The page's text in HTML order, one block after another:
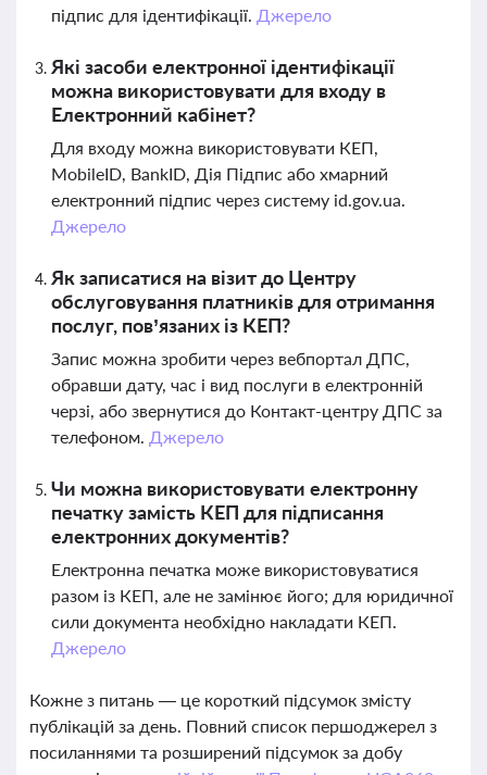
підпис для ідентифікації. Джерело
Які засоби електронної ідентифікації
можна використовувати для входу в
Електронний кабінет?
Для входу можна використовувати КЕП,
MobileID, BankID, Дія Підпис або хмарний
електронний підпис через систему id.gov.ua.
Джерело
Як записатися на візит до Центру
обслуговування платників для отримання
послуг, пов’язаних із КЕП?
Запис можна зробити через вебпортал ДПС,
обравши дату, час і вид послуги в електронній
черзі, або звернутися до Контакт-центру ДПС за
телефоном. Джерело
Чи можна використовувати електронну
печатку замість КЕП для підписання
електронних документів?
Електронна печатка може використовуватися
разом із КЕП, але не замінює його; для юридичної
сили документа необхідно накладати КЕП.
Джерело
Кожне з питань — це короткий підсумок змісту
публікацій за день. Повний список першоджерел з
посиланнями та розширений підсумок за добу